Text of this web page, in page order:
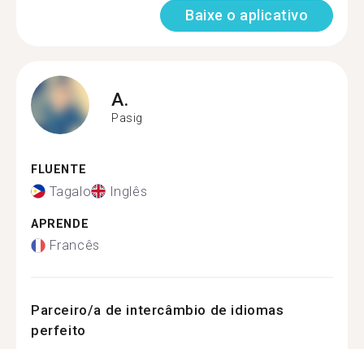
Baixe o aplicativo
A.
Pasig
FLUENTE
Tagalo Inglês
APRENDE
Francês
Parceiro/a de intercâmbio de idiomas
perfeito